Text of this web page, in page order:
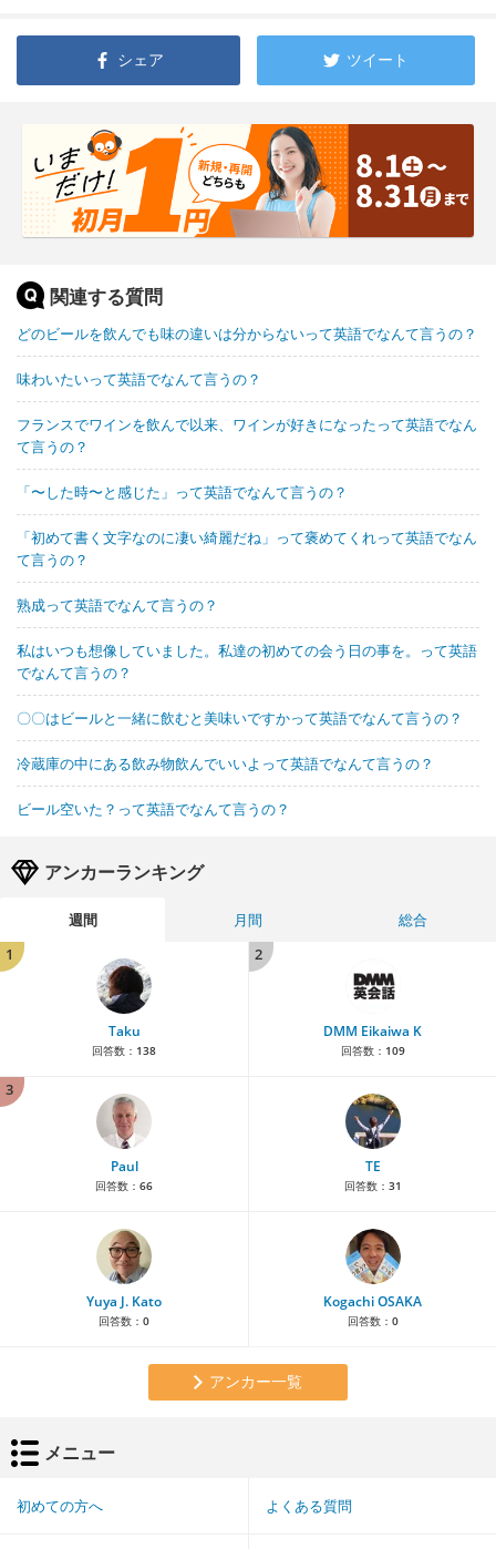
シェア ツイート
関連する質問
どのビールを飲んでも味の違いは分からないって英語でなんて言うの？
味わいたいって英語でなんて言うの？
フランスでワインを飲んで以来、ワインが好きになったって英語でなん
て言うの？
「〜した時〜と感じた」って英語でなんて言うの？
「初めて書く文字なのに凄い綺麗だね」って褒めてくれって英語でなん
て言うの？
熟成って英語でなんて言うの？
私はいつも想像していました。私達の初めての会う日の事を。って英語
でなんて言うの？
〇〇はビールと一緒に飲むと美味いですかって英語でなんて言うの？
冷蔵庫の中にある飲み物飲んでいいよって英語でなんて言うの？
ビール空いた？って英語でなんて言うの？
アンカーランキング
週間 月間
総合
1
Taku
回答数： 138
2
DMM Eikaiwa K
回答数： 109
3
Paul
回答数： 66
TE
回答数： 31
Yuya J. Kato
回答数： 0
Kogachi OSAKA
回答数： 0
アンカー一覧
メニュー
初めての方へ よくある質問